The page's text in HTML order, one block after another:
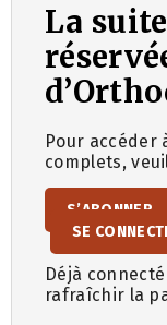
La
Pour accéder
complets,
S’ABONNER
SE
Déjà connecté
rafraîchir la